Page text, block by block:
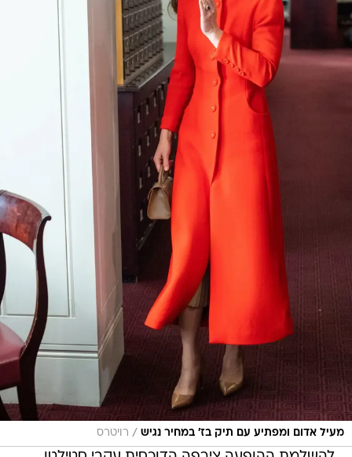
מעיל אדום ומפתיע עם תיק בז' במחיר נגיש / רויטרס